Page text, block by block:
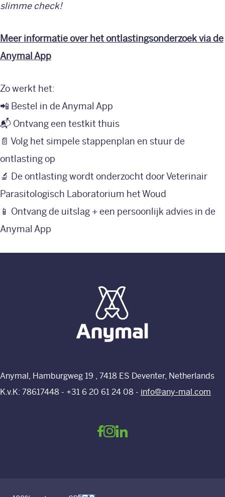
slimme check!
Meer informatie over het ontlastingsonderzoek via de
Anymal App
Zo werkt het:
📲 Bestel in de Anymal App
📬 Ontvang een testkit thuis
📄 Volg het simpele stappenplan en stuur de
ontlasting op
🔬 De ontlasting wordt onderzocht door Veterinair
Parasitologisch Laboratorium het Woud
📱 Ontvang de uitslag + een persoonlijk advies in de
Anymal App
Anymal, Hamburgweg 19 , 7418 ES Deventer, Netherlands
K.v.K: 78617448 - +31 6 20 61 24 08 - info@any-mal.com